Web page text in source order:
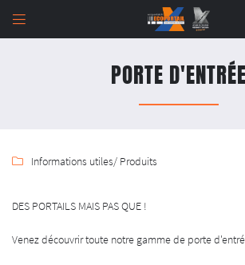

 Adresse email de réception
PORTE D'ENTRÉE
 Informations utiles/ Produits
DES PORTAILS MAIS PAS QUE !
Venez découvrir toute notre gamme de porte